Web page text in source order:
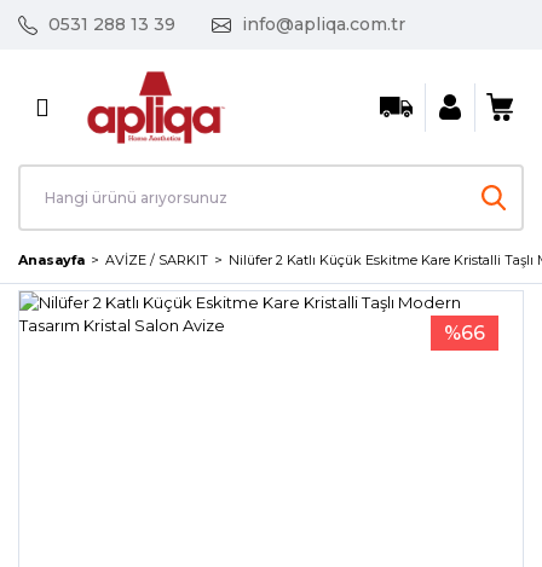
0531 288 13 39 info@apliqa.com.tr
Anasayfa AVİZE / SARKIT Nilüfer 2 Katlı Küçük Eskitme Kare Kristalli Taşlı
%66
Geri Dön
AVİZE / SARKIT
Mutfak Avizeleri